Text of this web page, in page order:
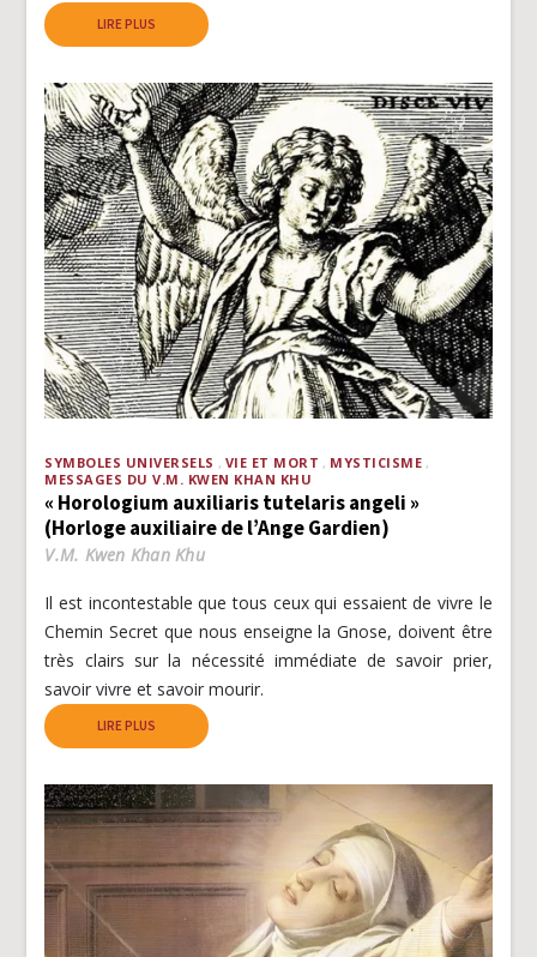
LIRE PLUS
SYMBOLES UNIVERSELS VIE ET MORT
MYSTICISME
MESSAGES DU V.M. KWEN KHAN KHU
« Horologium auxiliaris tutelaris angeli »
(Horloge auxiliaire de l’Ange Gardien)
V.M. Kwen Khan Khu
Il est incontestable que tous ceux qui essaient de vivre le
Chemin Secret que nous enseigne la Gnose, doivent être
très clairs sur la nécessité immédiate de savoir prier,
savoir vivre et savoir mourir.
LIRE PLUS